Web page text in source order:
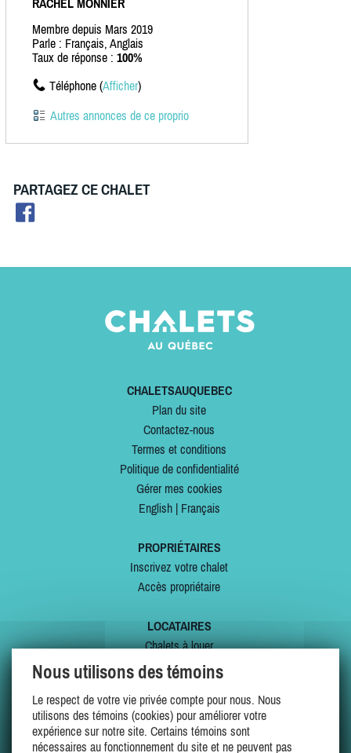
RACHEL MONNIER
Membre depuis Mars 2019
Parle : Français, Anglais
Taux de réponse : 100%
Téléphone (Afficher)
Autres annonces de ce proprio
PARTAGEZ CE CHALET
CHALETSAUQUEBEC
Plan du site
Contactez-nous
Termes et conditions
Politique de confidentialité
Gérer mes cookies
English| Français
PROPRIÉTAIRES
Inscrivez votre chalet
Accès propriétaire
LOCATAIRES
Chalets à louer
Chalets à vendre
Offres spéciales
Mes favoris
Nous utilisons des témoins
Le respect de votre vie privée compte pour nous. Nous
utilisons des témoins (cookies) pour améliorer votre
expérience sur notre site. Certains témoins sont
nécessaires au fonctionnement du site et ne peuvent pas